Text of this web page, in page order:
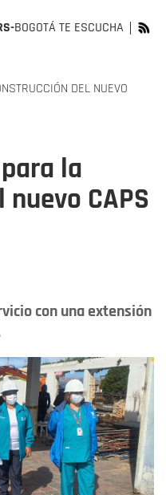
BOGOTÁ TE ESCUCHA
DEL NUEVO
la
CAPS
con una extensión